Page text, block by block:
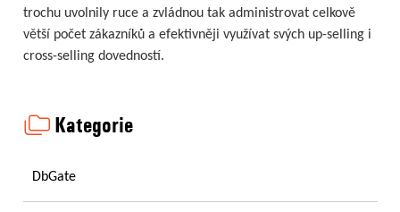
trochu uvolnily ruce a zvládnou tak administrovat celkově
větší počet zákazníků a efektivněji využívat svých up-selling i
cross-selling dovedností.
Kategorie
DbGate